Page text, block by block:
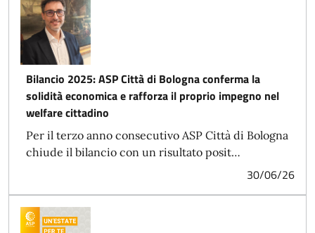
Bilancio 2025: ASP Città di Bologna conferma la
solidità economica e rafforza il proprio impegno nel
welfare cittadino
Per il terzo anno consecutivo ASP Città di Bologna
chiude il bilancio con un risultato posit…
30/06/26